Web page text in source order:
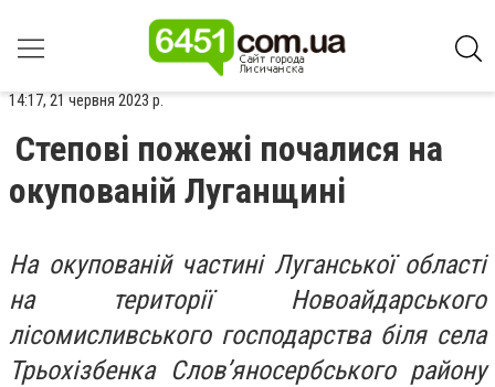
14:17, 21 червня 2023 р.
Степові пожежі почалися на
окупованій Луганщині
На окупованій частині Луганської області
на території Новоайдарського
лісомисливського господарства біля села
Трьохізбенка Слов’яносербського району